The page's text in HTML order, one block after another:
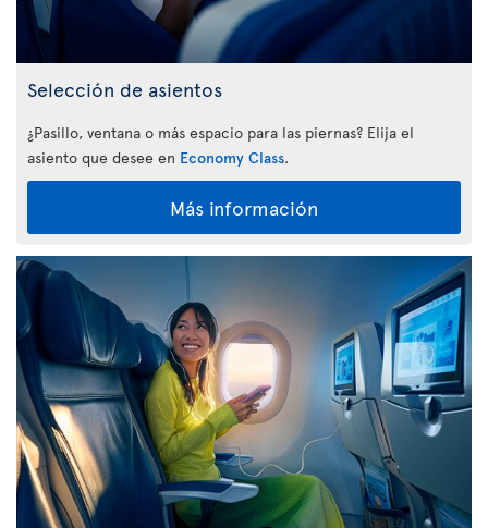
Selección de asientos
¿Pasillo, ventana o más espacio para las piernas? Elija el
asiento que desee en Economy Class.
Más información